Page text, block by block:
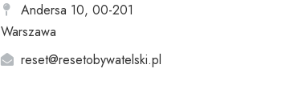
Andersa 10, 00-201
Warszawa
reset@resetobywatelski.pl